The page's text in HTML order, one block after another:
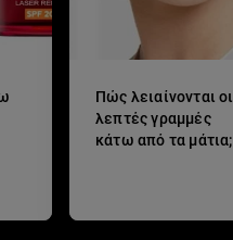
Πώς λειαίνονται οι
λεπτές γραμμές
κάτω από τα μάτια;